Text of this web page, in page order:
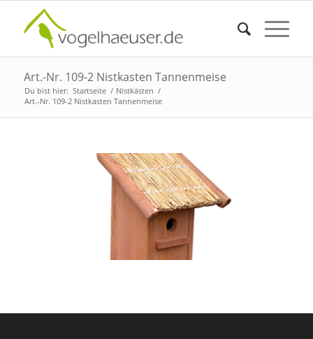
Art.-Nr. 109-2 Nistkasten Tannenmeise
Du bist hier: Startseite / Nistkästen /
Art.-Nr. 109-2 Nistkasten Tannenmeise